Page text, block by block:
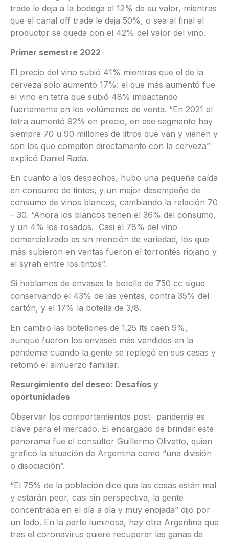
trade le deja a la bodega el 12% de su valor, mientras
que el canal off trade le deja 50%, o sea al final el
productor se queda con el 42% del valor del vino.
Primer semestre 2022
El precio del vino subió 41% mientras que el de la
cerveza sólo aumentó 17%: el que más aumentó fue
el vino en tetra que subió 48% impactando
fuertemente en los volúmenes de venta. “En 2021 el
tetra aumentó 92% en precio, en ese segmento hay
siempre 70 u 90 millones de litros que van y vienen y
son los que compiten directamente con la cerveza”
explicó Daniel Rada.
En cuanto a los despachos, hubo una pequeña caída
en consumo de tintos, y un mejor desempeño de
consumo de vinos blancos, cambiando la relación 70
– 30. “Ahora los blancos tienen el 36% del consumo,
y un 4% los rosados. Casi el 78% del vino
comercializado es sin mención de variedad, los que
más subieron en ventas fueron el torrontés riojano y
el syrah entre los tintos”.
Si hablamos de envases la botella de 750 cc sigue
conservando el 43% de las ventas, contra 35% del
cartón, y el 17% la botella de 3/8.
En cambio las botellones de 1.25 lts caen 9%,
aunque fueron los envases más vendidos en la
pandemia cuando la gente se replegó en sus casas y
retomó el almuerzo familiar.
Resurgimiento del deseo: Desafíos y
oportunidades
Observar los comportamientos post- pandemia es
clave para el mercado. El encargado de brindar este
panorama fue el consultor Guillermo Olivetto, quien
graficó la situación de Argentina como “una división
o disociación”.
“El 75% de la población dice que las cosas están mal
y estarán peor, casi sin perspectiva, la gente
concentrada en el día a día y muy enojada” dijo por
un lado. En la parte luminosa, hay otra Argentina que
tras el coronavirus quiere recuperar las ganas de